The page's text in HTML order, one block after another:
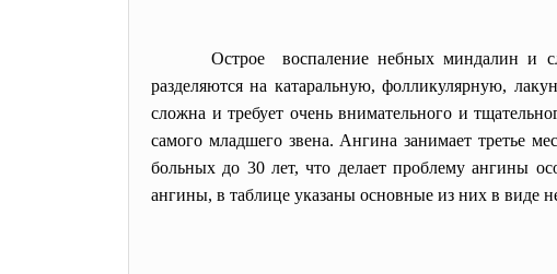
Острое воспаление небных миндалин и
разделяются на катаральную, фолликулярную,
сложна и требует очень внимательного и
самого младшего звена. Ангина занимает третье
больных до 30 лет, что делает проблему ангины
ангины, в таблице указаны основные из них в виде